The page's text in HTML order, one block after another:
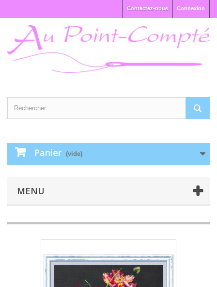
Connexion
Contactez-nous
Panier (vide)
MENU